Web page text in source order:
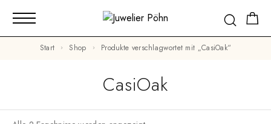
Start Shop Produkte verschlagwortet mit „CasiOak“
CasiOak